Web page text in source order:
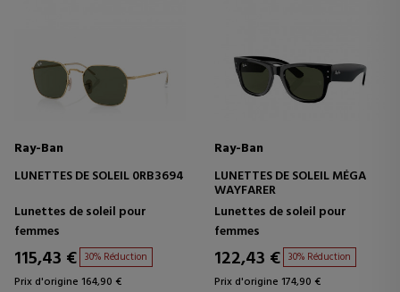
Ray-Ban
LUNETTES DE SOLEIL 0RB3694
Lunettes de soleil pour
femmes
115,43 € 30% Réduction
Prix d'origine 164,90 €
Ray-Ban
LUNETTES DE SOLEIL MÉGA
WAYFARER
Lunettes de soleil pour
femmes
122,43 € 30% Réduction
Prix d'origine 174,90 €